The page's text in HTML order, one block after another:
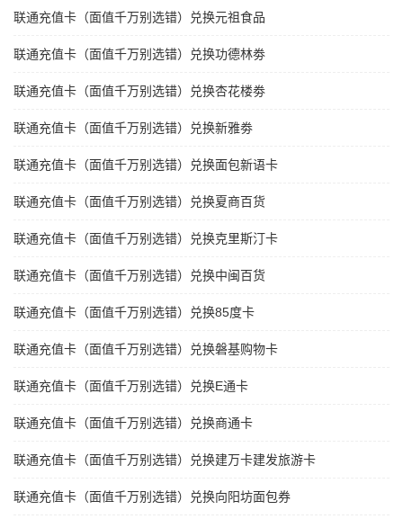
联通充值卡（面值千万别选错）兑换元祖食品
联通充值卡（面值千万别选错）兑换功德林劵
联通充值卡（面值千万别选错）兑换杏花楼劵
联通充值卡（面值千万别选错）兑换新雅劵
联通充值卡（面值千万别选错）兑换面包新语卡
联通充值卡（面值千万别选错）兑换夏商百货
联通充值卡（面值千万别选错）兑换克里斯汀卡
联通充值卡（面值千万别选错）兑换中闽百货
联通充值卡（面值千万别选错）兑换85度卡
联通充值卡（面值千万别选错）兑换磐基购物卡
联通充值卡（面值千万别选错）兑换E通卡
联通充值卡（面值千万别选错）兑换商通卡
联通充值卡（面值千万别选错）兑换建万卡建发旅游卡
联通充值卡（面值千万别选错）兑换向阳坊面包券